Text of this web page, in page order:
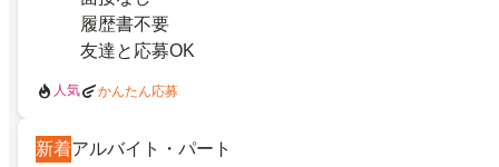
履歴書不要
友達と応募OK
人気 かんたん応募
新着アルバイト・パート